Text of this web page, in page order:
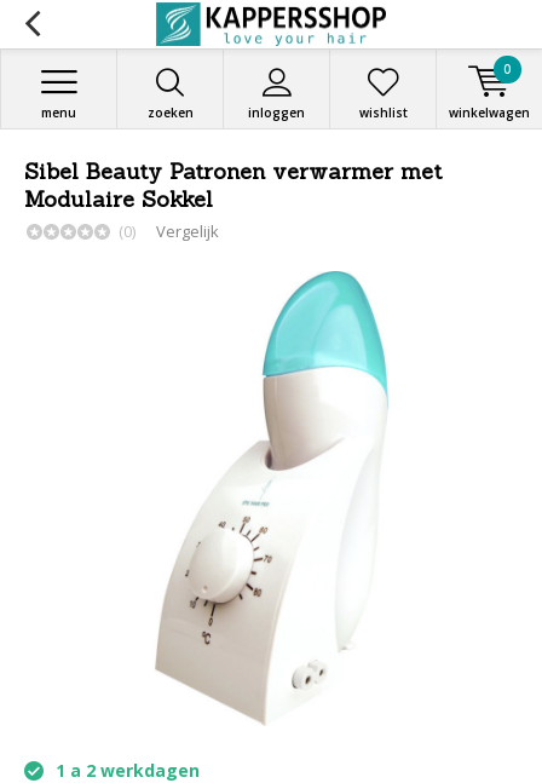
zoeken inloggen
menu wishlist winkelwagen
0
Sibel Beauty Patronen verwarmer met
Modulaire Sokkel
(0) Vergelijk
1 a 2 werkdagen